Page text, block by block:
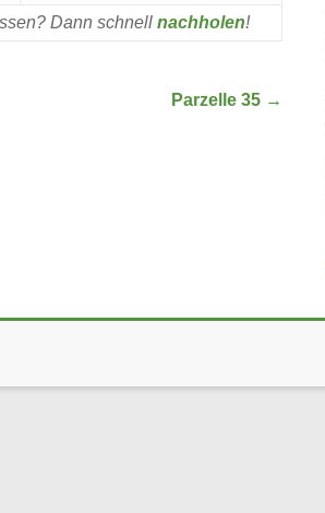
Dann schnell nachholen!
Parzelle 35 →